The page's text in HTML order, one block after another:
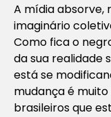
A mídia absorve,
imaginário
Como fica o
da sua realidade
está se
mudança é
brasileiros que